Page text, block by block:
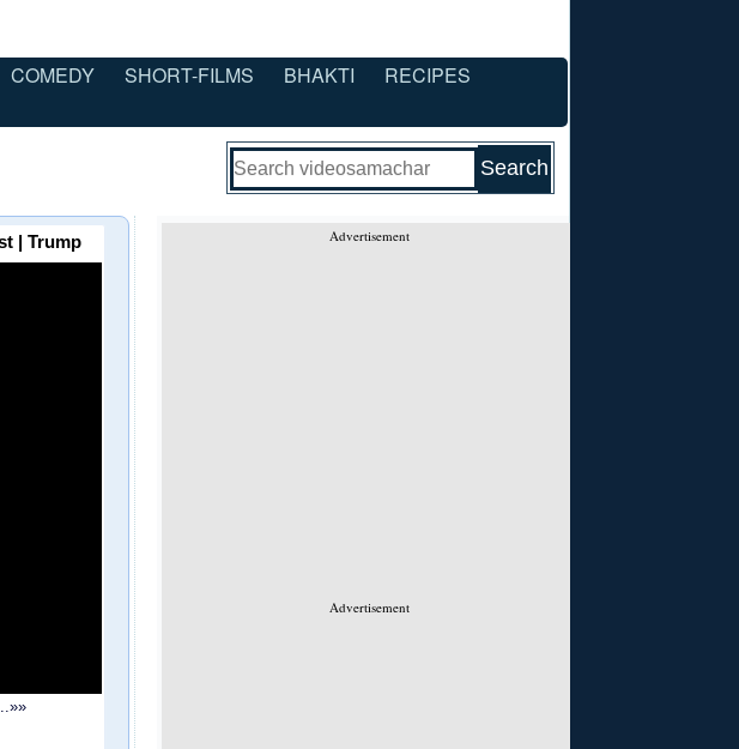
COMEDY SHORT-FILMS BHAKTI
RECIPES
Advertisement
Advertisement
| Trump